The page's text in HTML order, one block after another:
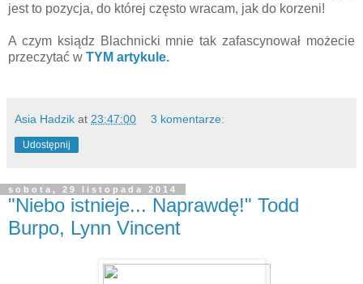
jest to pozycja, do której często wracam, jak do korzeni!
A czym ksiądz Blachnicki mnie tak zafascynował możecie
przeczytać w TYM artykule.
Asia Hadzik at 23:47:00 3 komentarze:
Udostępnij
sobota, 29 listopada 2014
"Niebo istnieje... Naprawdę!" Todd
Burpo, Lynn Vincent